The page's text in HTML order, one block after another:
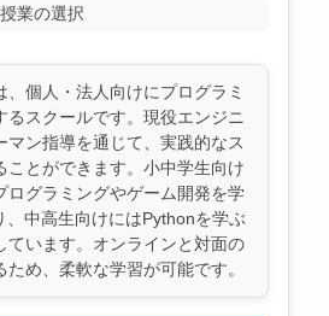
業の選択
、個人・法人向けにプログラミ
るスクールです。現役エンジニ
マン指導を通じて、実践的なス
ことができます。小中学生向け
ログラミングやゲーム開発を学
、中高生向けにはPythonを学ぶ
ています。オンラインと対面の
め、柔軟な学習が可能です。